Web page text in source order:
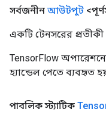
সর্বজনীন আউটপুট
একটি টেনসরের প্রতীকী
TensorFlow
হ্যান্ডেল পেতে ব্যবহৃত
পাবলিক স্ট্যাটিক